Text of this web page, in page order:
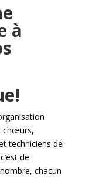
à
chœurs,
techniciens de
de
chacun